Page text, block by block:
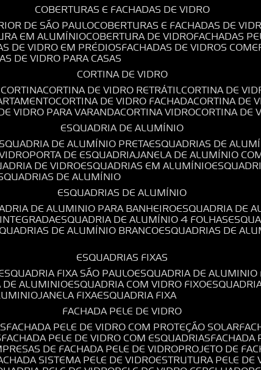
COBERTURAS E FACHADAS DE VIDRO
DE SÃO PAULO COBERTURAS E FACHADAS DE
EM ALUMÍNIO COBERTURA DE VIDRO FACHADAS
DE VIDRO EM PRÉDIOS FACHADAS DE VIDROS
DE VIDRO PARA CASAS
CORTINA DE VIDRO
CORTINA DE VIDRO RETRÁTIL CORTINA DE
CORTINA DE VIDRO FACHADA CORTINA DE
VIDRO PARA VARANDA CORTINA VIDRO CORTINA DE
ESQUADRIA DE ALUMÍNIO
ESQUADRIA DE ALUMÍNIO PRETA ESQUADRIAS DE
PORTA DE ESQUADRIA JANELA DE ALUMÍNIO
DE VIDRO ESQUADRIAS EM ALUMÍNIO
DE ALUMÍNIO
ESQUADRIAS DE ALUMÍNIO
DE ALUMINIO PARA BANHEIRO ESQUADRIA DE
ESQUADRIA DE ALUMÍNIO 4 FOLHAS
DE ALUMÍNIO BRANCO ESQUADRIAS DE
ESQUADRIAS FIXAS
ESQUADRIA FIXA SÃO PAULO ESQUADRIA DE ALUMINIO
DE ALUMINIO ESQUADRIA COM VIDRO FIXO
JANELA FIXA ESQUADRIA FIXA
FACHADA PELE DE VIDRO
FACHADA PELE DE VIDRO COM PROTEÇÃO SOLAR
FACHADA PELE DE VIDRO COM ESQUADRIAS
DE FACHADA PELE DE VIDRO PROJETO DE
SISTEMA PELE DE VIDRO ESTRUTURA PELE DE